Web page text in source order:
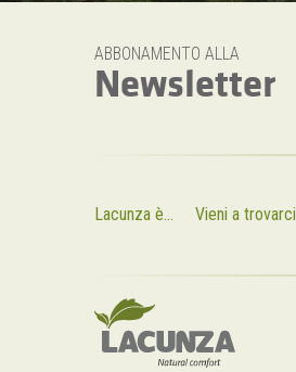
ABBONAMENTO ALLA
Newsletter
Lacunza è... Vieni a trovarci